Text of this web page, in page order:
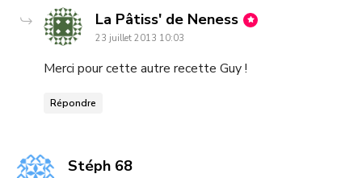
La Pâtiss' de Neness
dit
23 juillet 2013 10:03
Merci pour cette autre recette Guy !
Répondre
Stéph 68dit